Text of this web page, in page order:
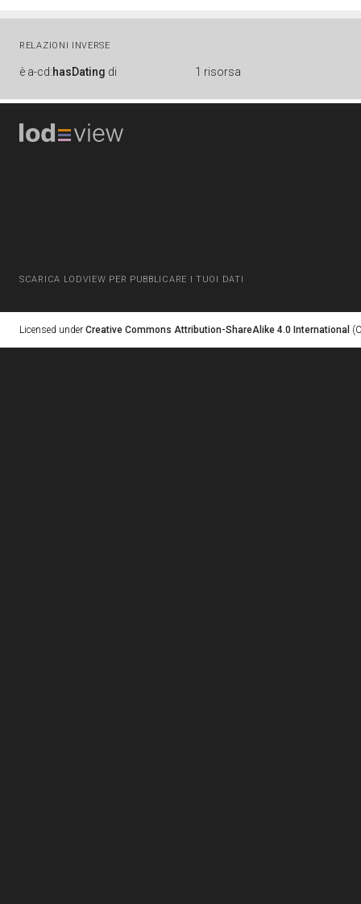
RELAZIONI INVERSE
è a-cd:hasDating di 1 risorsa
SCARICA LODVIEW PER PUBBLICARE I TUOI DATI
Licensed under Creative Commons Attribution-ShareAlike 4.0 International